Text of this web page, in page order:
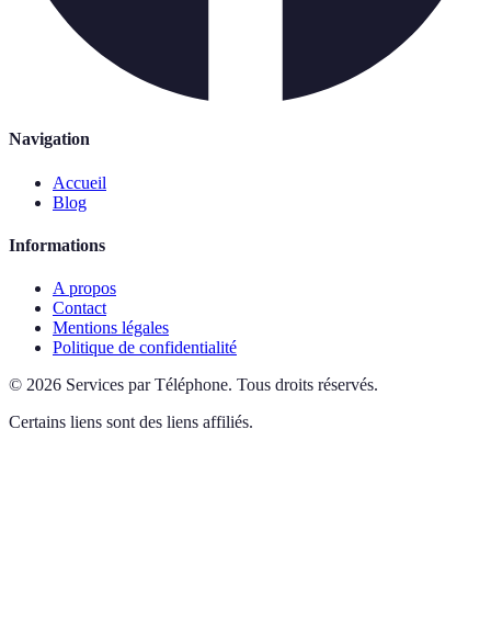
Navigation
Accueil
Blog
Informations
A propos
Contact
Mentions légales
Politique de confidentialité
© 2026 Services par Téléphone. Tous droits réservés.
Certains liens sont des liens affiliés.